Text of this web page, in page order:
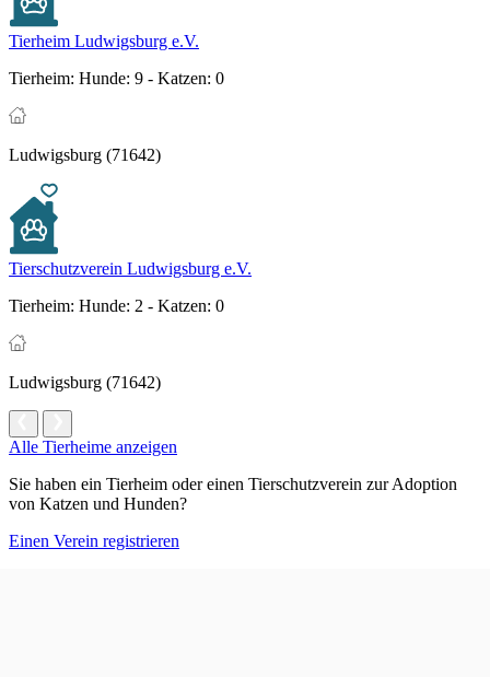
Tierheim Ludwigsburg e.V.
Tierheim: Hunde: 9 - Katzen: 0
Ludwigsburg (71642)
Tierschutzverein Ludwigsburg e.V.
Tierheim: Hunde: 2 - Katzen: 0
Ludwigsburg (71642)
Alle Tierheime anzeigen
Sie haben ein Tierheim oder einen Tierschutzverein zur Adoption
von Katzen und Hunden?
Einen Verein registrieren